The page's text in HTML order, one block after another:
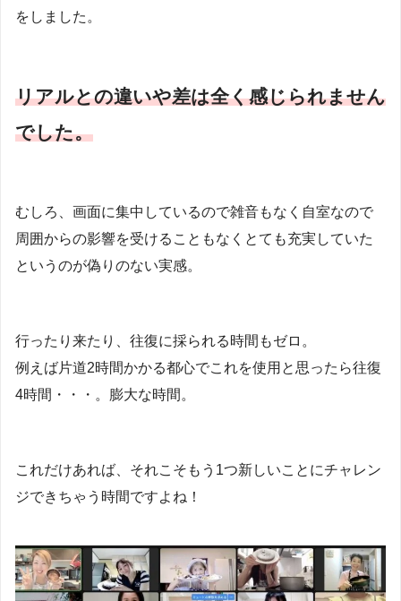
をしました。
リアルとの違いや差は全く感じられません
でした。
むしろ、画面に集中しているので雑音もなく自室なので
周囲からの影響を受けることもなくとても充実していた
というのが偽りのない実感。
行ったり来たり、往復に採られる時間もゼロ。
例えば片道2時間かかる都心でこれを使用と思ったら往復
4時間・・・。膨大な時間。
これだけあれば、それこそもう1つ新しいことにチャレン
ジできちゃう時間ですよね！